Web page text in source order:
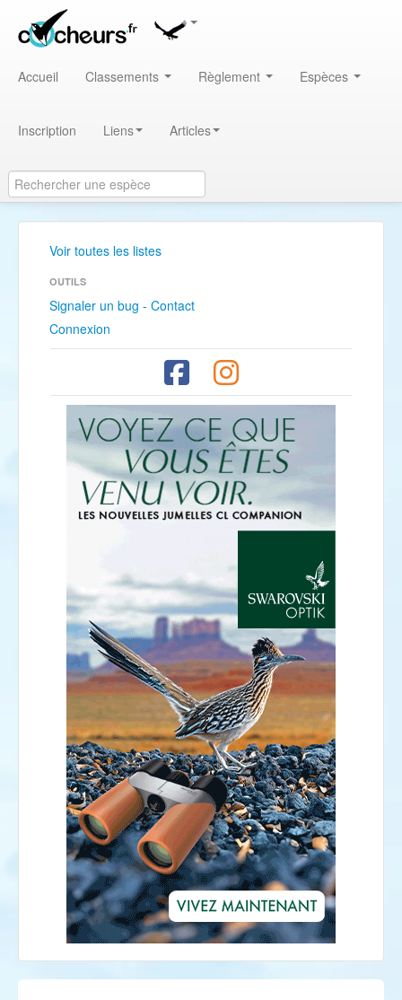
Accueil Classements Règlement Espèces
Inscription Liens Articles
Voir toutes les listes
OUTILS
Signaler un bug - Contact
Connexion